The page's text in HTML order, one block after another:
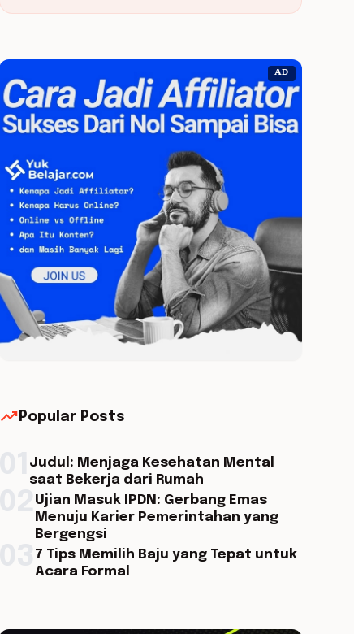
AD
trending_up Popular Posts
Judul: Menjaga Kesehatan Mental
saat Bekerja dari Rumah
Ujian Masuk IPDN: Gerbang Emas
Menuju Karier Pemerintahan yang
Bergengsi
7 Tips Memilih Baju yang Tepat untuk
Acara Formal